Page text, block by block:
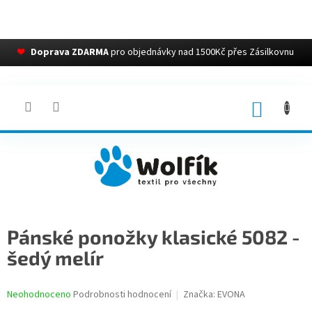
❤ Doprava ZDARMApro objednávky nad 1500Kč přes Zásilkovnu
Pánské ponožky klasické 5082 -
šedý melír
Průměrné
Neohodnoceno Podrobnosti hodnocení Značka: EVONA